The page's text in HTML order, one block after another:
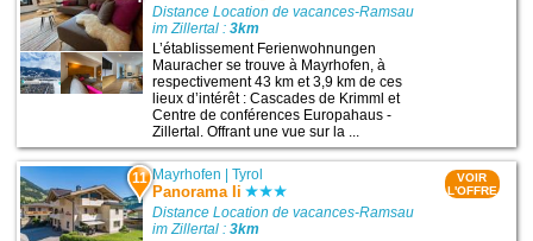
Distance Location de vacances-Ramsau
im Zillertal :3km
L’établissement Ferienwohnungen
Mauracher se trouve à Mayrhofen, à
respectivement 43 km et 3,9 km de ces
lieux d’intérêt : Cascades de Krimml et
Centre de conférences Europahaus -
Zillertal. Offrant une vue sur la ...
11 Mayrhofen |Tyrol
Panorama Ii
Distance Location de vacances-Ramsau
im Zillertal :3km
VOIR
L'OFFRE